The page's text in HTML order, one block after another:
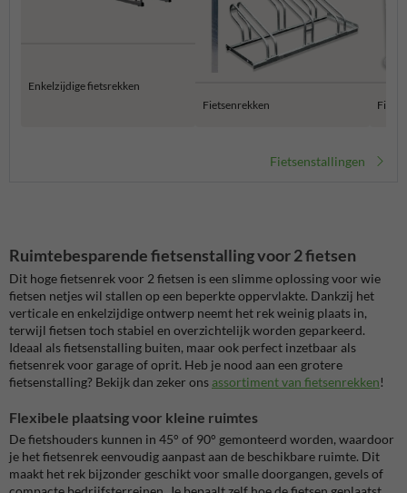
Enkelzijdige fietsrekken
Fietsenrekken
Fietsenstallingen
Ruimtebesparende fietsenstalling voor 2 fietsen
Dit hoge fietsenrek voor 2 fietsen is een slimme oplossing voor wie
fietsen netjes wil stallen op een beperkte oppervlakte. Dankzij het
verticale en enkelzijdige ontwerp neemt het rek weinig plaats in,
terwijl fietsen toch stabiel en overzichtelijk worden geparkeerd.
Ideaal als fietsenstalling buiten, maar ook perfect inzetbaar als
fietsenrek voor garage of oprit. Heb je nood aan een grotere
fietsenstalling? Bekijk dan zeker ons assortiment van fietsenrekken!
Flexibele plaatsing voor kleine ruimtes
De fietshouders kunnen in 45° of 90° gemonteerd worden, waardoor
je het fietsenrek eenvoudig aanpast aan de beschikbare ruimte. Dit
maakt het rek bijzonder geschikt voor smalle doorgangen, gevels of